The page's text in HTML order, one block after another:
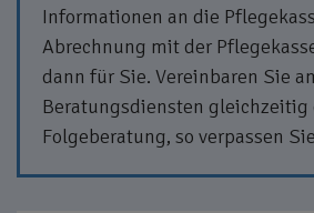
Informationen an die
Abrechnung mit der
dann für Sie. Vereinbaren Sie
Beratungsdiensten gleichzeitig
Folgeberatung, so verpassen